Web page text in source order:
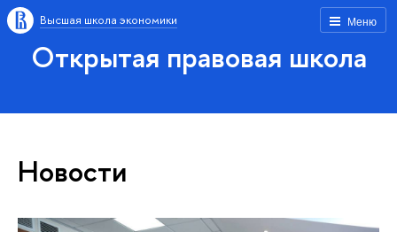
Меню
Высшая школа экономики
Открытая правовая школа
Новости